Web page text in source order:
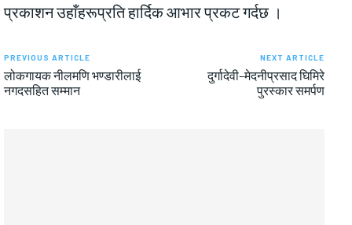
प्रकाशन उहाँहरूप्रति हार्दिक आभार प्रकट गर्दछ ।
PREVIOUS ARTICLE
लोकगायक नीलमणि भण्डारीलाई
नगदसहित सम्मान
NEXT ARTICLE
दुर्गादेवी–मेदनीप्रसाद घिमिरे
पुरस्कार समर्पण